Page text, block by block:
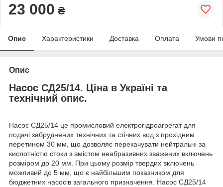
23 000 ₴
Опис Характеристики Доставка Оплата Умови
Опис
Насос СД25/14. Ціна в Україні та
технічний опис.
Насос СД25/14 це промисловий електрогідроагрегат для
подачі забруднених технічних та стічних вод з прохідним
перетином 30 мм, що дозволяє перекачувати нейтральні за
кислотністю стоки з вмістом неабразивних зважених включень
розміром до 20 мм. При цьому розмір твердих включень
можливий до 5 мм, що є найбільшим показником для
бюджетних насосів загального призначення. Насос СД25/14